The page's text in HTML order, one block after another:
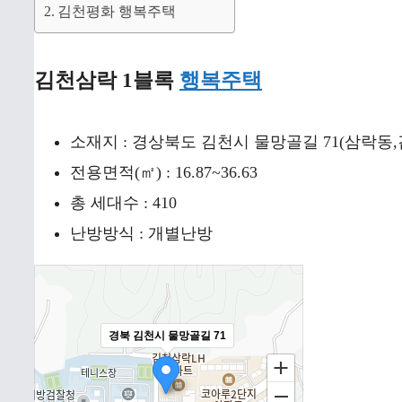
김천평화 행복주택
김천삼락 1블록 행복주택
소재지 : 경상북도 김천시 물망골길 71(삼락동
전용면적(㎡) : 16.87~36.63
총 세대수 : 410
난방방식 : 개별난방
경북 김천시 물망골길 71